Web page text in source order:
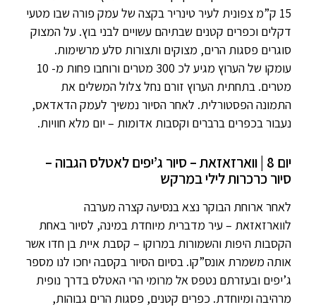
15 ק”מ צפונית לעיר טינריר בקצה של עמק פורה שבו מטעי
דקלים וכפרים קטנים שבתיהם עשויים לבני בוץ. על המצוק
סוגרים פסגות הרים, מצוקים ותצורות סלע מרשימות.
עומקו של הערוץ מגיע לכ 300 מטרים ורוחבו פחות מ- 10
מטרים. בתחתית הערוץ זורם נחל צלול המשלים את
התמונה הפסטורלית. לאחר הסיור נמשיך לעמק הדאדאס,
נעבור בכפרים ברברים וקסבות אדומות – יום מלא חוויות.
יום 8 | ווארזאזאת – סיור ג’יפים לאטלס הגבוה –
סיור כרכרות לילי במרקש
לאחר ארוחת הבוקר נצא בנסיעה קצרה מערבה
לווארזאזאת – עיר מדברית מיוחדת במינה, לסיור באחת
הקסבות היפות והשמורות במרוקו – קסבת איית בן חדו אשר
אותה משמרת אונס”קו. בסיום הסיור בקסבה יחכו לנו מספר
ג’יפים ובעזרתם נטפס אל מרומי הרי האטלס בדרך נופית
מרהיבה ומיוחדת. כפרים קטנים, פסגות הרים גבוהות,